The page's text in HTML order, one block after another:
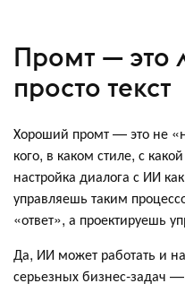
Промт — это
просто текст
Хороший промт — это не
кого, в каком стиле, с
настройка диалога с ИИ
управляешь таким
«ответ», а проектируешь
Да, ИИ может работать и
серьезных бизнес-задач